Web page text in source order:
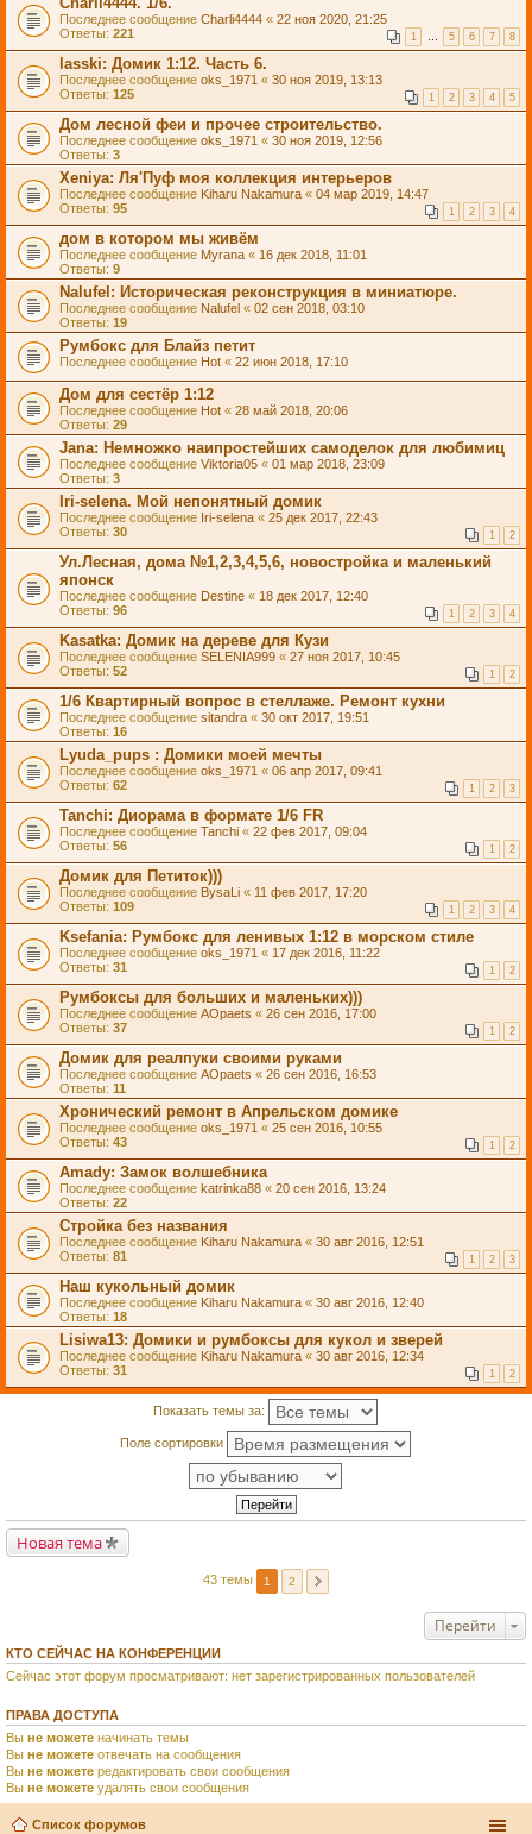
Последнее сообщение Charli4444 « 22 ноя 2020, 21:25
Ответы: 221 1 … 5 6 7 8
lasski: Домик 1:12. Часть 6.
Последнее сообщение oks_1971 « 30 ноя 2019, 13:13
Ответы: 125 1 2 3 4 5
Дом лесной феи и прочее строительство.
Последнее сообщение oks_1971 « 30 ноя 2019, 12:56
Ответы: 3
Xeniya: Ля'Пуф моя коллекция интерьеров
Последнее сообщение Kiharu Nakamura « 04 мар 2019, 14:47
Ответы: 95 1 2 3 4
дом в котором мы живём
Последнее сообщение Myrana « 16 дек 2018, 11:01
Ответы: 9
Nalufel: Историческая реконструкция в миниатюре.
Последнее сообщение Nalufel « 02 сен 2018, 03:10
Ответы: 19
Румбокс для Блайз петит
Последнее сообщение Hot « 22 июн 2018, 17:10
Дом для сестёр 1:12
Последнее сообщение Hot « 28 май 2018, 20:06
Ответы: 29
Jana: Немножко наипростейших самоделок для любимиц
Последнее сообщение Viktoria05 « 01 мар 2018, 23:09
Ответы: 3
Iri-selena. Мой непонятный домик
Последнее сообщение Iri-selena « 25 дек 2017, 22:43
Ответы: 30 1 2
Ул.Лесная, дома №1,2,3,4,5,6, новостройка и маленький
японск
Последнее сообщение Destine « 18 дек 2017, 12:40
Ответы: 96 1 2 3 4
Kasatka: Домик на дереве для Кузи
Последнее сообщение SELENIA999 « 27 ноя 2017, 10:45
Ответы: 52 1 2
1/6 Квартирный вопрос в стеллаже. Ремонт кухни
Последнее сообщение sitandra « 30 окт 2017, 19:51
Ответы: 16
Lyuda_pups : Домики моей мечты
Последнее сообщение oks_1971 « 06 апр 2017, 09:41
Ответы: 62 1 2 3
Tanchi: Диорама в формате 1/6 FR
Последнее сообщение Tanchi « 22 фев 2017, 09:04
Ответы: 56 1 2
Домик для Петиток)))
Последнее сообщение BysaLi « 11 фев 2017, 17:20
Ответы: 109 1 2 3 4
Ksefania: Румбокс для ленивых 1:12 в морском стиле
Последнее сообщение oks_1971 « 17 дек 2016, 11:22
Ответы: 31 1 2
Румбоксы для больших и маленьких)))
Последнее сообщение AOpaets « 26 сен 2016, 17:00
Ответы: 37 1 2
Домик для реалпуки своими руками
Последнее сообщение AOpaets « 26 сен 2016, 16:53
Ответы: 11
Хронический ремонт в Апрельском домике
Последнее сообщение oks_1971 « 25 сен 2016, 10:55
Ответы: 43 1 2
Amady: Замок волшебника
Последнее сообщение katrinka88 « 20 сен 2016, 13:24
Ответы: 22
Стройка без названия
Последнее сообщение Kiharu Nakamura « 30 авг 2016, 12:51
Ответы: 81 1 2 3
Наш кукольный домик
Последнее сообщение Kiharu Nakamura « 30 авг 2016, 12:40
Ответы: 18
Lisiwa13: Домики и румбоксы для кукол и зверей
Последнее сообщение Kiharu Nakamura « 30 авг 2016, 12:34
Ответы: 31 1 2
Показать темы за:
Поле сортировки
Новая тема
43 темы 1 2
Перейти
КТО СЕЙЧАС НА КОНФЕРЕНЦИИ
Сейчас этот форум просматривают: нет зарегистрированных пользователей
ПРАВА ДОСТУПА
Вы не можете начинать темы
Вы не можете отвечать на сообщения
Вы не можете редактировать свои сообщения
Вы не можете удалять свои сообщения
Список форумов